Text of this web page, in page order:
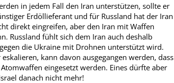
in jedem Fall den Iran unterstützen, sollte er
Erdöllieferant und für Russland hat der Iran
direkt eingreifen, aber den Iran mit Waffen
Russland fühlt sich dem Iran auch deshalb
die Ukraine mit Drohnen unterstützt wird.
kann davon ausgegangen werden, dass
eingesetzt werden. Eines dürfte aber
danach nicht mehr!